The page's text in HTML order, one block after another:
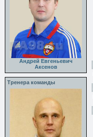
Андрей Евгеньевич
Аксенов
Тренера команды